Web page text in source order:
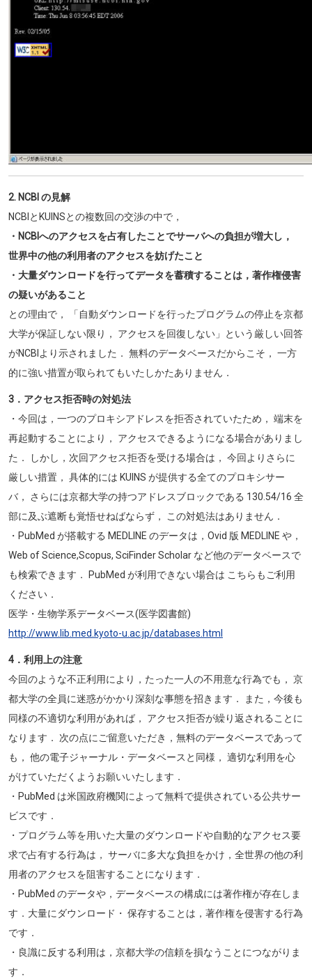
2. NCBI の見解
NCBIとKUINSとの複数回の交渉の中で，
・NCBIへのアクセスを占有したことでサーバへの負担が増大し，
世界中の他の利用者のアクセスを妨げたこと
・大量ダウンロードを行ってデータを蓄積することは，著作権侵害
の疑いがあること
との理由で， 「自動ダウンロードを行ったプログラムの停止を京都
大学が保証しない限り， アクセスを回復しない」という厳しい回答
がNCBIより示されました． 無料のデータベースだからこそ， 一方
的に強い措置が取られてもいたしかたありません．
3．アクセス拒否時の対処法
・今回は，一つのプロキシアドレスを拒否されていたため， 端末を
再起動することにより， アクセスできるようになる場合がありまし
た． しかし，次回アクセス拒否を受ける場合は， 今回よりさらに
厳しい措置， 具体的には KUINS が提供する全てのプロキシサー
バ， さらには京都大学の持つアドレスブロックである 130.54/16 全
部に及ぶ遮断も覚悟せねばならず， この対処法はありません．
・PubMed が搭載する MEDLINE のデータは，Ovid 版 MEDLINE や，
Web of Science,Scopus, SciFinder Scholar など他のデータベースで
も検索できます． PubMed が利用できない場合は こちらもご利用
ください．
医学・生物学系データベース(医学図書館)
http://www.lib.med.kyoto-u.ac.jp/databases.html
4．利用上の注意
今回のような不正利用により，たった一人の不用意な行為でも， 京
都大学の全員に迷惑がかかり深刻な事態を招きます． また，今後も
同様の不適切な利用があれば， アクセス拒否が繰り返されることに
なります． 次の点にご留意いただき，無料のデータベースであって
も， 他の電子ジャーナル・データベースと同様， 適切な利用を心
がけていただくようお願いいたします．
・PubMed は米国政府機関によって無料で提供されている公共サー
ビスです．
・プログラム等を用いた大量のダウンロードや自動的なアクセス要
求で占有する行為は， サーバに多大な負担をかけ，全世界の他の利
用者のアクセスを阻害することになります．
・PubMed のデータや，データベースの構成には著作権が存在しま
す．大量にダウンロード・ 保存することは，著作権を侵害する行為
です．
・良識に反する利用は，京都大学の信頼を損なうことにつながりま
す．